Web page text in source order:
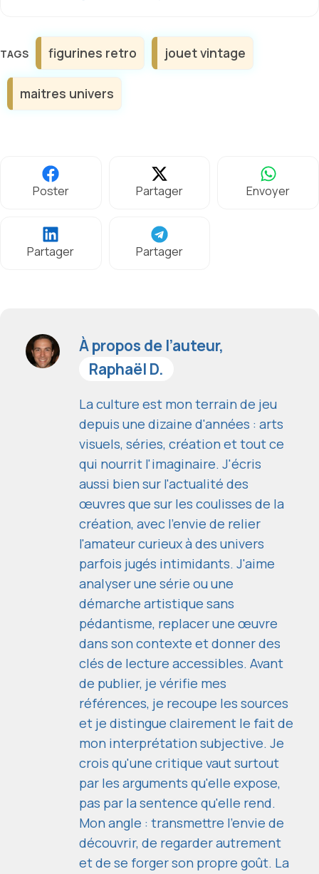
Étiquettes
figurines retro jouet vintage
maitres univers
Poster Partager Envoyer
Partager Partager
À propos de l’auteur,
Raphaël D.
La culture est mon terrain de jeu
depuis une dizaine d'années : arts
visuels, séries, création et tout ce
qui nourrit l'imaginaire. J'écris
aussi bien sur l'actualité des
œuvres que sur les coulisses de la
création, avec l'envie de relier
l'amateur curieux à des univers
parfois jugés intimidants. J'aime
analyser une série ou une
démarche artistique sans
pédantisme, replacer une œuvre
dans son contexte et donner des
clés de lecture accessibles. Avant
de publier, je vérifie mes
références, je recoupe les sources
et je distingue clairement le fait de
mon interprétation subjective. Je
crois qu'une critique vaut surtout
par les arguments qu'elle expose,
pas par la sentence qu'elle rend.
Mon angle : transmettre l'envie de
découvrir, de regarder autrement
et de se forger son propre goût. La